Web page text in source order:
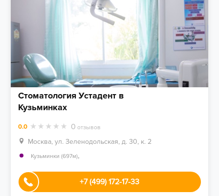
Стоматология Устадент в
Кузьминках
0.0 0 отзывов
Москва, ул. Зеленодольская, д. 30, к. 2
Кузьминки (697м),
+7 (499) 172-17-33